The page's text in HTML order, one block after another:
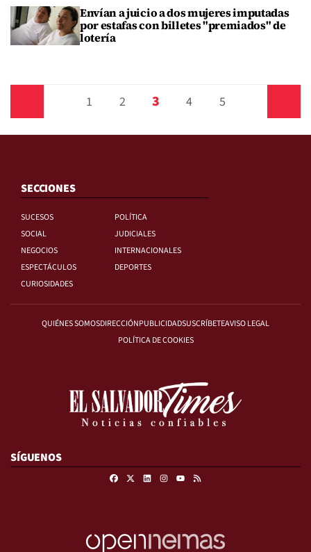
Envían a juicio a dos mujeres imputadas
por estafas con billetes "premiados" de
lotería
1 2 3 4 5
SECCIONES
SUCESOS
POLÍTICA
SOCIAL
JUDICIALES
NEGOCIOS
INTERNACIONALES
ESPECTÁCULOS
DEPORTES
CURIOSIDADES
QUIÉNES SOMOSDIRECCIÓNPUBLICIDADSUSCRÍBETEAVISO LEGAL
POLÍTICA DE COOKIES
SÍGUENOS
FacebookLinkedinInstagramRSS